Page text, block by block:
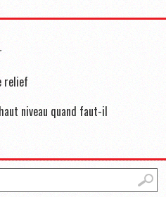
relief
niveau quand faut-il